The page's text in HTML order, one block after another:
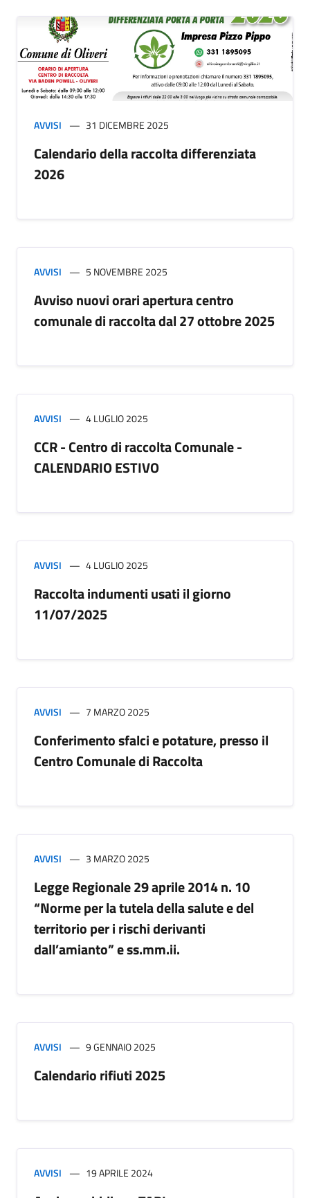
AVVISI 31 DICEMBRE 2025
Calendario della raccolta differenziata
2026
AVVISI 5 NOVEMBRE 2025
Avviso nuovi orari apertura centro
comunale di raccolta dal 27 ottobre 2025
AVVISI 4 LUGLIO 2025
CCR - Centro di raccolta Comunale -
CALENDARIO ESTIVO
AVVISI 4 LUGLIO 2025
Raccolta indumenti usati il giorno
11/07/2025
AVVISI 7 MARZO 2025
Conferimento sfalci e potature, presso il
Centro Comunale di Raccolta
AVVISI 3 MARZO 2025
Legge Regionale 29 aprile 2014 n. 10
“Norme per la tutela della salute e del
territorio per i rischi derivanti
dall’amianto” e ss.mm.ii.
AVVISI 9 GENNAIO 2025
Calendario rifiuti 2025
AVVISI 19 APRILE 2024